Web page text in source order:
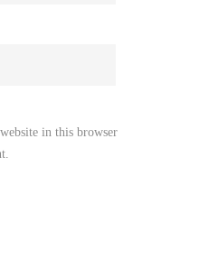
in this browser